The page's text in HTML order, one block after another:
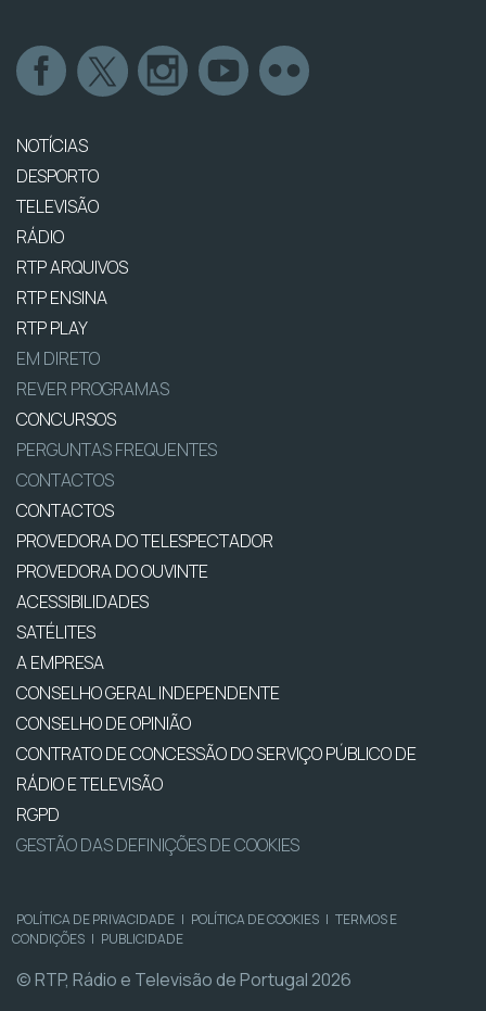
NOTÍCIAS
DESPORTO
TELEVISÃO
RÁDIO
RTP ARQUIVOS
RTP ENSINA
RTP PLAY
EM DIRETO
REVER PROGRAMAS
CONCURSOS
PERGUNTAS FREQUENTES
CONTACTOS
CONTACTOS
PROVEDORA DO TELESPECTADOR
PROVEDORA DO OUVINTE
ACESSIBILIDADES
SATÉLITES
A EMPRESA
CONSELHO GERAL INDEPENDENTE
CONSELHO DE OPINIÃO
CONTRATO DE CONCESSÃO DO SERVIÇO PÚBLICO DE
RÁDIO E TELEVISÃO
RGPD
GESTÃO DAS DEFINIÇÕES DE COOKIES
POLÍTICA DE PRIVACIDADE | POLÍTICA DE COOKIES | TERMOS E
CONDIÇÕES | PUBLICIDADE
© RTP, Rádio e Televisão de Portugal 2026